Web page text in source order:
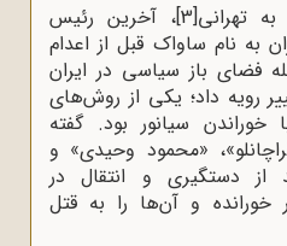
تهرانی[3] ، آخرین رئیس
به نام ساواک قبل از اعدام
که مسئله فضای باز سیاسی در ایران
رویه داد؛ یکی از روش‌های
سیانور بود. گفته
«محمود وحیدی» و
از دستگیری و انتقال در
خورانده و آن‌ها را به قتل